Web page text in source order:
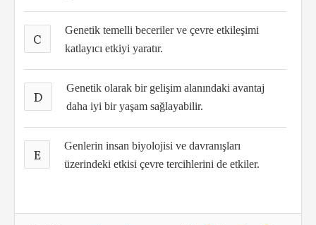
C
Genetik temelli beceriler ve çevre etkileşimi
katlayıcı etkiyi yaratır.
D
Genetik olarak bir gelişim alanındaki avantaj
daha iyi bir yaşam sağlayabilir.
E
Genlerin insan biyolojisi ve davranışları
üzerindeki etkisi çevre tercihlerini de etkiler.